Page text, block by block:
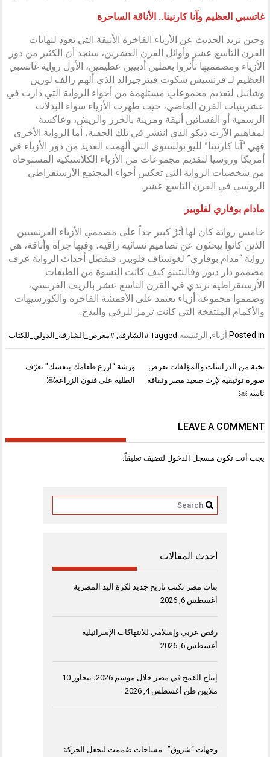
غاتسبي العظيم وآنا كارنينا.. الأناقة الساحرة
وحين نريد الحديث عن الأزياء الفاخرة الأنيقة التي تعود لنهايات
القرن التاسع عشر وأوائل القرن العشرين، سنجد أن الكثير من دور
الأزياء ومصمميها تأثروا بعملين أدبيين عظيمين، الأول رواية غاتسبي
العظيم لـ فرنسيس سكوت فيتزجيرالد الذي ألهم رالف لورين
وشانيل لتقديم مجموعاتٍ مستلهمة من أجواء الرواية التي دارت في
عشرينيات القرن الماضي، حيث ظهرت الأزياء سواء البدلات
الرسمية أو الفساتين أنيقة ومزينة بالخرز والريش، وعاكسة
لمفاهيم الآرت ديكو الذي انتشر في تلك الحقبة، أما الرواية الأخرى
فهي “آنا كارنينا” لليو تولستوي التي ألهمت العديد من دور الأزياء في
أمريكا وروسيا لتقديم مجموعات من الأزياء الكلاسيكية المستوحاة
من شخصيات الرواية التي تعكس أجواء المجتمع الأرستقراطي
الروسي في القرن التاسع عشر.
مادام بوفاري لفلوبير
خامس رواية كان لها أثرٌ كبير جداً على مصممي الأزياء الفرنسيين
الذين كانوا يبحثون عن تصاميم نسائية راقية، وفيها جرأة وأناقة، هي
رواية “مدام بوفاري” لغوستاف فلوبير، فبفضل أحداث الرواية عرف
مصممو دار ديور وفالنتينو كيف كانت النسوة من الطبقات
الأرستقراطية ترتدي في القرن التاسع عشر بالريف الفرنسي،
وصمموا مجموعة أزياء تعتمد على الأقمشة الفاخرة والكورسيهات
والأكمام المنتفخة التي كانت ترمز للرقي والبذخ.
Posted in أزياء, الرئيسية Tagged #الشارقة ,#معرض_الشارقة_الدولي_للكتاب
تصفّح
المقالات
ورشة “ازرع طعامك بنفسك” تعرّف
الطلبة على فنون الزراعة￼
نخبة من الدراسات والمؤلفات تعرض
صورة توثيقية لإرث صعيد مصر وثقافة
ناسه ￼
LEAVE A COMMENT
يجب أنت تكون مسجل الدخول لتضيف تعليقاً.
أحدث المقالات
بنات مصر تكتب تاريخ جديد لكرة اليد المصرية
أغسطس 6, 2026
رفض عربي وإسلامي للانتهاكات الإسرائيلية
أغسطس 6, 2026
إنتاج القمح في مصر خلال موسم 2026، يتجاوز 10
ملايين طن أغسطس 4, 2026
وجهات “شروق”.. مساحات صُممت لتجعل الحركة